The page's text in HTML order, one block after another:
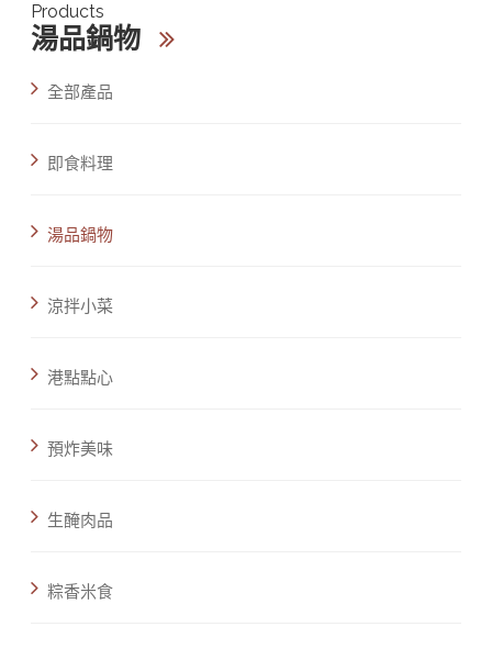
Products
湯品鍋物
全部產品
即食料理
湯品鍋物
涼拌小菜
港點點心
預炸美味
生醃肉品
粽香米食